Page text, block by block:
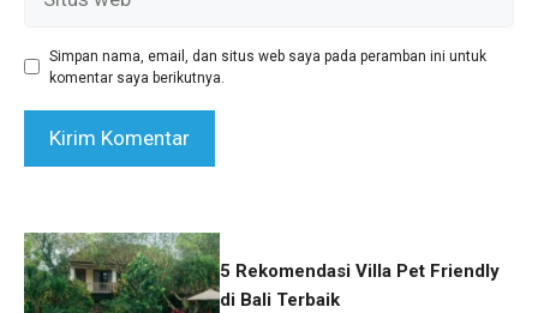
web
Simpan nama, email, dan situs web saya pada peramban ini untuk
komentar saya berikutnya.
5 Rekomendasi Villa Pet Friendly
di Bali Terbaik